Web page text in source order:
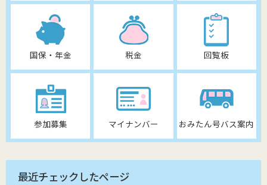
国保・年金 税金 回覧板
参加募集 マイナンバー おみたん号バス案内
最近チェックしたページ